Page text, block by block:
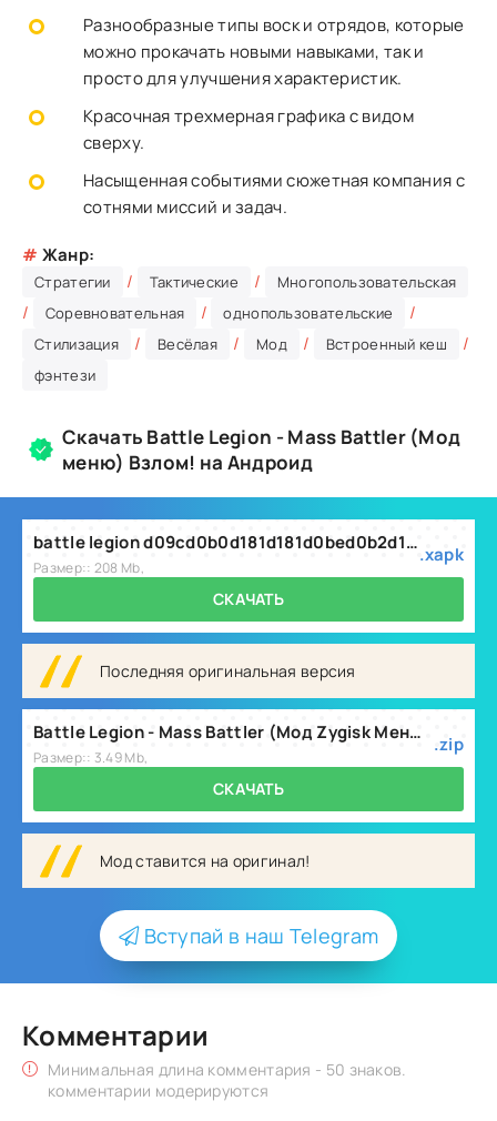
Разнообразные типы воск и отрядов, которые
можно прокачать новыми навыками, так и
просто для улучшения характеристик.
Красочная трехмерная графика с видом
сверху.
Насыщенная событиями сюжетная компания с
сотнями миссий и задач.
# Жанр:
Стратегии / Тактические / Многопользовательская
/ Соревновательная / однопользовательские /
Стилизация / Весёлая / Мод / Встроенный кеш /
фэнтези
Скачать Battle Legion - Mass Battler (Мод
меню) Взлом! на Андроид
battle legion d09cd0b0d181d181d0bed0b2d18bd0b5 d0b1d0b8d182d0b2d18b 4.7.1.xapk
Размер:: 208 Mb,
.xapk
СКАЧАТЬ
Последняя оригинальная версия
Battle Legion - Mass Battler (Мод Zygisk Меню) v4.2.9.zip
Размер:: 3.49 Mb,
.zip
СКАЧАТЬ
Мод ставится на оригинал!
Вступай в наш Telegram
Комментарии
Минимальная длина комментария - 50 знаков.
комментарии модерируются